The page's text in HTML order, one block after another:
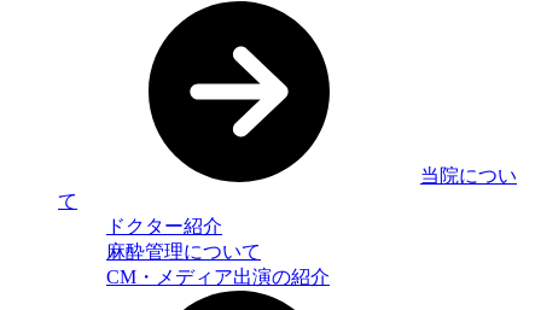
当院につい
て
ドクター紹介
麻酔管理について
CM・メディア出演の紹介